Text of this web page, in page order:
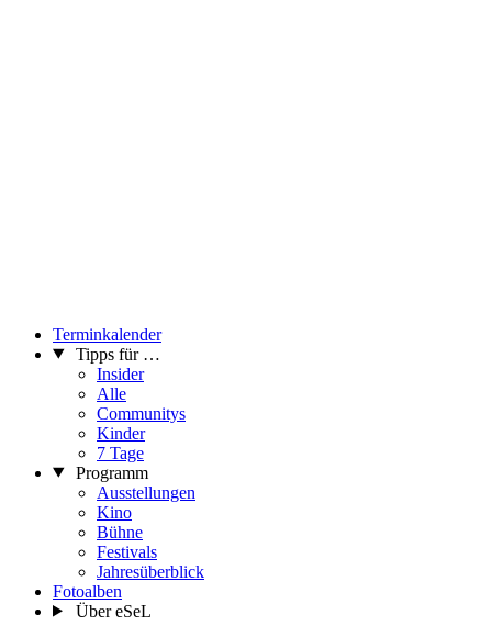
Terminkalender
Tipps für …
Insider
Alle
Communitys
Kinder
7 Tage
Programm
Ausstellungen
Kino
Bühne
Festivals
Jahresüberblick
Fotoalben
Über eSeL